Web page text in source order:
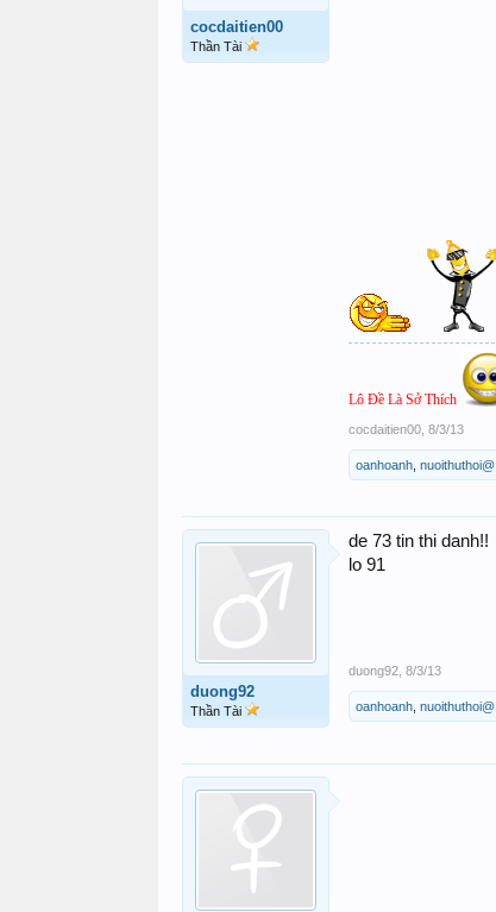
cocdaitien00
Thần Tài
Lô Đề Là Sở Thích
cocdaitien00 8/3/13
oanhoanh nuoithuthoi@
duong92
Thần Tài
de 73 tin thi danh!!
lo 91
duong92 8/3/13
oanhoanh nuoithuthoi@